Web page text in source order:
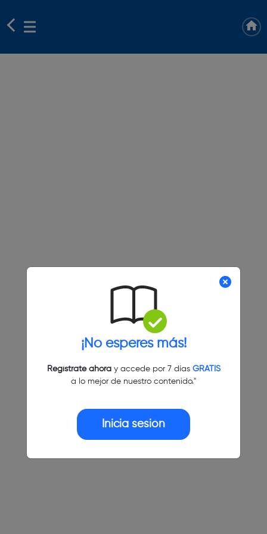
¡No esperes más!
Regístrate ahoray accede por 7 días GRATIS
a lo mejor de nuestro contenido."
Inicia sesión